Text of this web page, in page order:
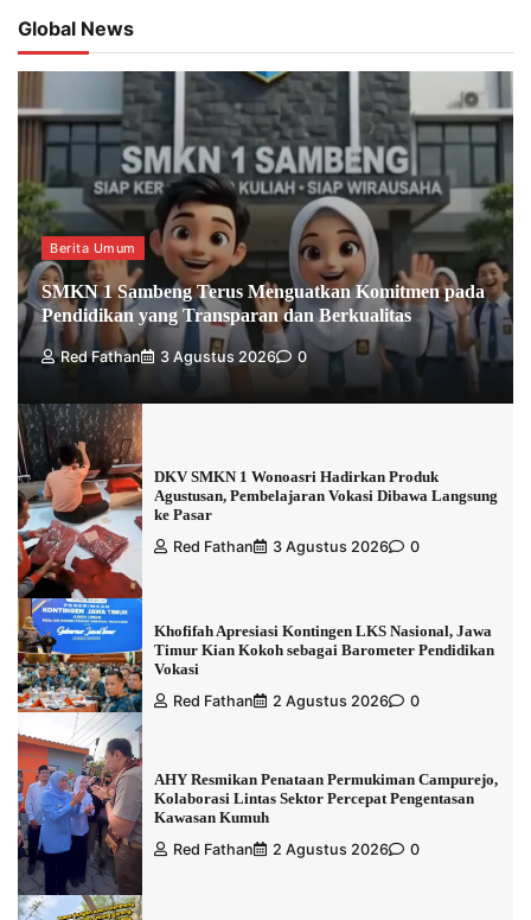
Global News
Berita Umum
SMKN 1 Sambeng Terus Menguatkan Komitmen pada
Pendidikan yang Transparan dan Berkualitas
Red Fathan 3 Agustus 2026 0
DKV SMKN 1 Wonoasri Hadirkan Produk
Agustusan, Pembelajaran Vokasi Dibawa Langsung
ke Pasar
Red Fathan
3 Agustus 2026 0
Khofifah Apresiasi Kontingen LKS Nasional, Jawa
Timur Kian Kokoh sebagai Barometer Pendidikan
Vokasi
Red Fathan
2 Agustus 2026 0
AHY Resmikan Penataan Permukiman Campurejo,
Kolaborasi Lintas Sektor Percepat Pengentasan
Kawasan Kumuh
Red Fathan
2 Agustus 2026 0